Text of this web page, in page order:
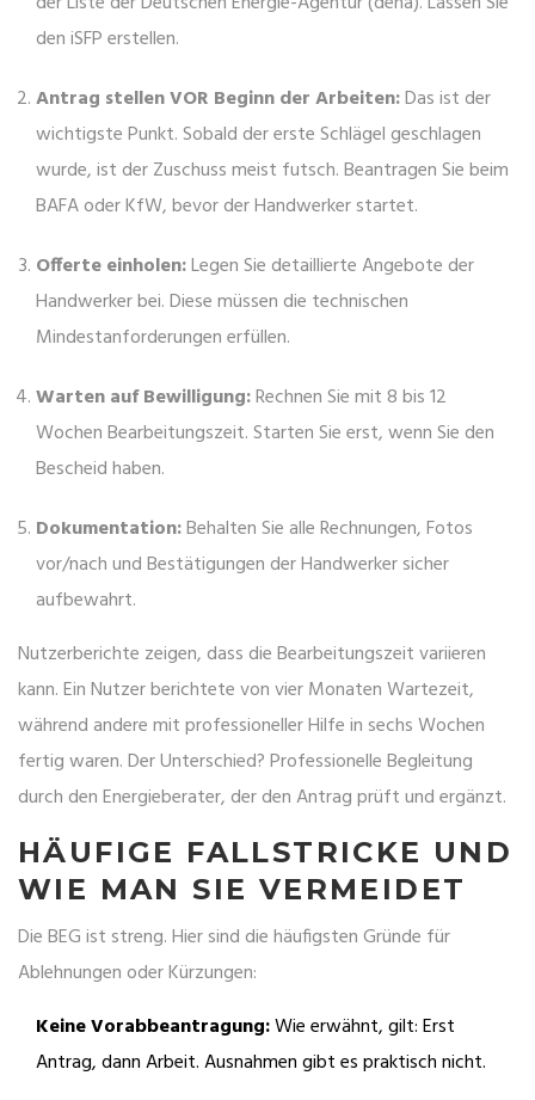
den iSFP erstellen.
Antrag stellen VOR Beginn der Arbeiten:Das ist der
wichtigste Punkt. Sobald der erste Schlägel geschlagen
wurde, ist der Zuschuss meist futsch. Beantragen Sie beim
BAFA oder KfW, bevor der Handwerker startet.
Offerte einholen:Legen Sie detaillierte Angebote der
Handwerker bei. Diese müssen die technischen
Mindestanforderungen erfüllen.
Warten auf Bewilligung:Rechnen Sie mit 8 bis 12
Wochen Bearbeitungszeit. Starten Sie erst, wenn Sie den
Bescheid haben.
Dokumentation:Behalten Sie alle Rechnungen, Fotos
vor/nach und Bestätigungen der Handwerker sicher
aufbewahrt.
Nutzerberichte zeigen, dass die Bearbeitungszeit variieren
kann. Ein Nutzer berichtete von vier Monaten Wartezeit,
während andere mit professioneller Hilfe in sechs Wochen
fertig waren. Der Unterschied? Professionelle Begleitung
durch den Energieberater, der den Antrag prüft und ergänzt.
HÄUFIGE FALLSTRICKE UND
WIE MAN SIE VERMEIDET
Die BEG ist streng. Hier sind die häufigsten Gründe für
Ablehnungen oder Kürzungen:
Keine Vorabbeantragung:Wie erwähnt, gilt: Erst
Antrag, dann Arbeit. Ausnahmen gibt es praktisch nicht.